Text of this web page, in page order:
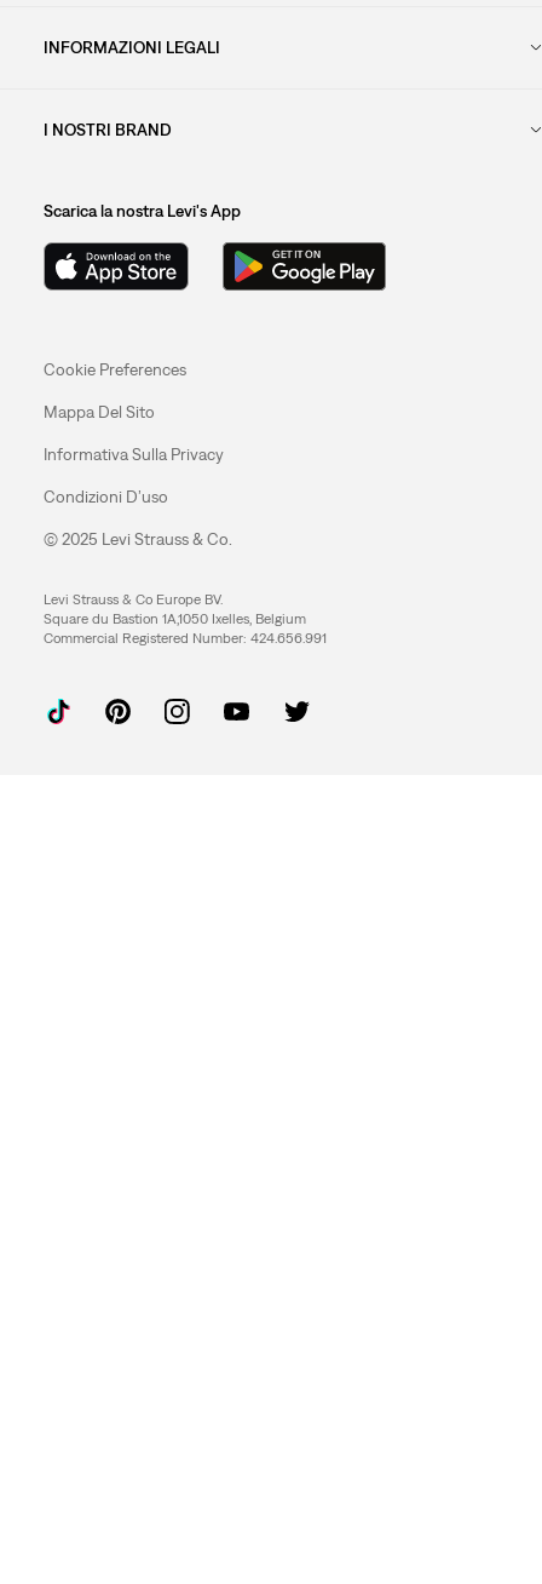
INFORMAZIONI LEGALI
I NOSTRI BRAND
Scarica la nostra Levi's App
Cookie Preferences
Mappa Del Sito
Informativa Sulla Privacy
Condizioni D’uso
© 2025 Levi Strauss & Co.
Levi Strauss & Co Europe BV.
Square du Bastion 1A,1050 Ixelles, Belgium
Commercial Registered Number: 424.656.991